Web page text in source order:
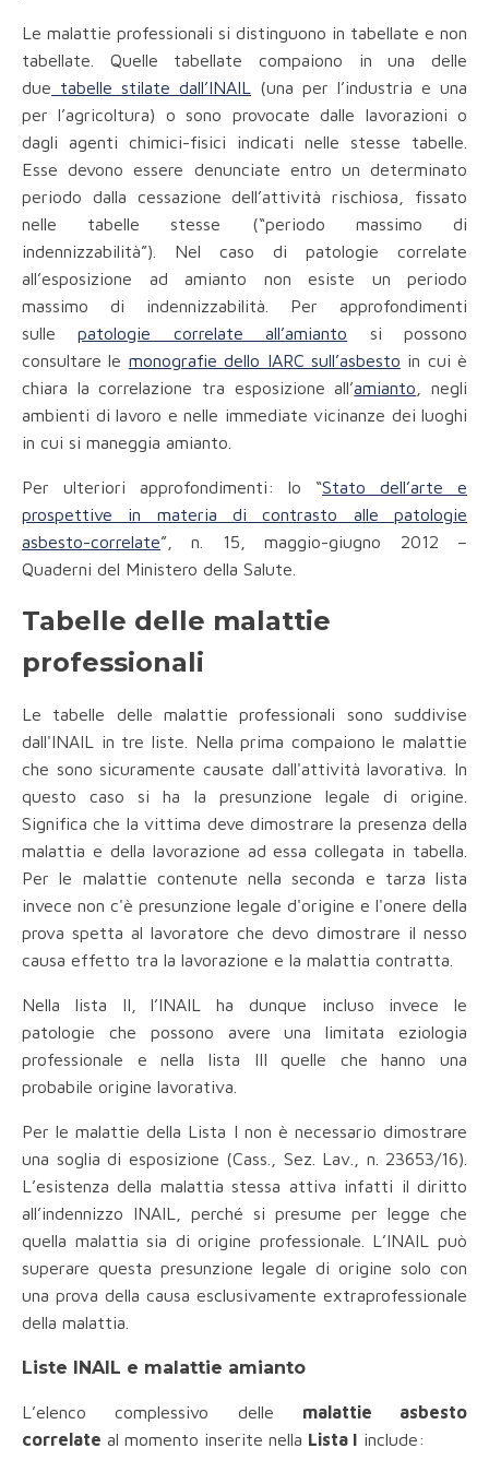
Le malattie professionali si distinguono in tabellate e non
tabellate. Quelle tabellate compaiono in una delle
due tabelle stilate dall’INAIL (una per l’industria e una
per l’agricoltura) o sono provocate dalle lavorazioni o
dagli agenti chimici-fisici indicati nelle stesse tabelle.
Esse devono essere denunciate entro un determinato
periodo dalla cessazione dell’attività rischiosa, fissato
nelle tabelle stesse (“periodo massimo di
indennizzabilità”). Nel caso di patologie correlate
all’esposizione ad amianto non esiste un periodo
massimo di indennizzabilità. Per approfondimenti
sullepatologie correlate all’amianto si possono
consultare le monografie dello IARC sull’asbesto in cui è
chiara la correlazione tra esposizione all’amianto , negli
ambienti di lavoro e nelle immediate vicinanze dei luoghi
in cui si maneggia amianto.
Per ulteriori approfondimenti: lo “Stato dell’arte e
prospettive in materia di contrasto alle patologie
asbesto-correlate”, n. 15, maggio-giugno 2012 –
Quaderni del Ministero della Salute.
Tabelle delle malattie
professionali
Le tabelle delle malattie professionali sono suddivise
dall'INAIL in tre liste. Nella prima compaiono le malattie
che sono sicuramente causate dall'attività lavorativa. In
questo caso si ha la presunzione legale di origine.
Significa che la vittima deve dimostrare la presenza della
malattia e della lavorazione ad essa collegata in tabella.
Per le malattie contenute nella seconda e tarza lista
invece non c'è presunzione legale d'origine e l'onere della
prova spetta al lavoratore che devo dimostrare il nesso
causa effetto tra la lavorazione e la malattia contratta.
Nella lista II, l’INAIL ha dunque incluso invece le
patologie che possono avere una limitata eziologia
professionale e nella lista III quelle che hanno una
probabile origine lavorativa.
Per le malattie della Lista I non è necessario dimostrare
una soglia di esposizione (Cass., Sez. Lav., n. 23653/16).
L’esistenza della malattia stessa attiva infatti il diritto
all’indennizzo INAIL, perché si presume per legge che
quella malattia sia di origine professionale. L’INAIL può
superare questa presunzione legale di origine solo con
una prova della causa esclusivamente extraprofessionale
della malattia.
Liste INAIL e malattie amianto
L’elenco complessivo delle malattie asbesto
correlate al momento inserite nella Lista I include: